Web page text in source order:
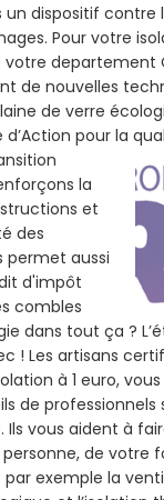
un dispositif contre
Pour votre
departement
de nouvelles
de verre
d’Action pour la
la
et
des
permet aussi
d'impôt
combles
dans tout ça ?
! Les artisans
à 1 euro,
de professionnels
Ils vous aident à
de votre
par exemple la